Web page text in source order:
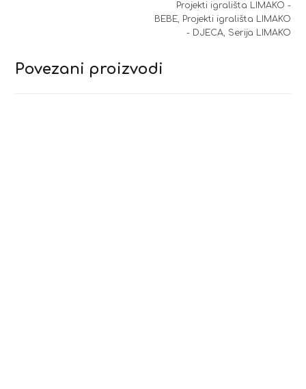
Projekti igrališta LIMAKO -
BEBE, Projekti igrališta LIMAKO
- DJECA, Serija LIMAKO
Povezani proizvodi